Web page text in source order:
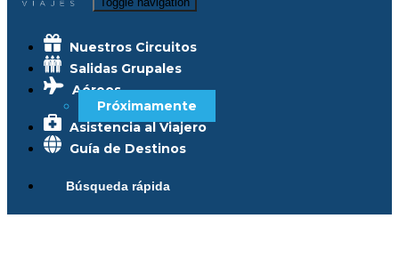
Nuestros Circuitos
Salidas Grupales
Aéreos
Próximamente
Asistencia al Viajero
Guía de Destinos
Búsqueda rápida